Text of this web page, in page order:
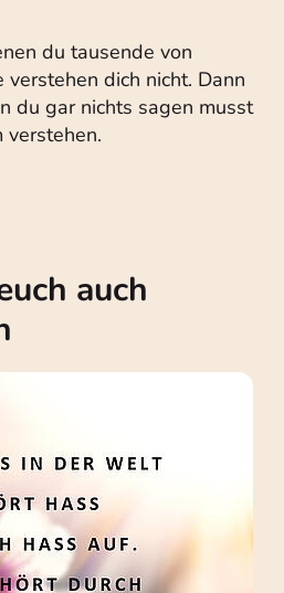
du tausende von
dich nicht. Dann
du gar nichts sagen musst
verstehen.
auch